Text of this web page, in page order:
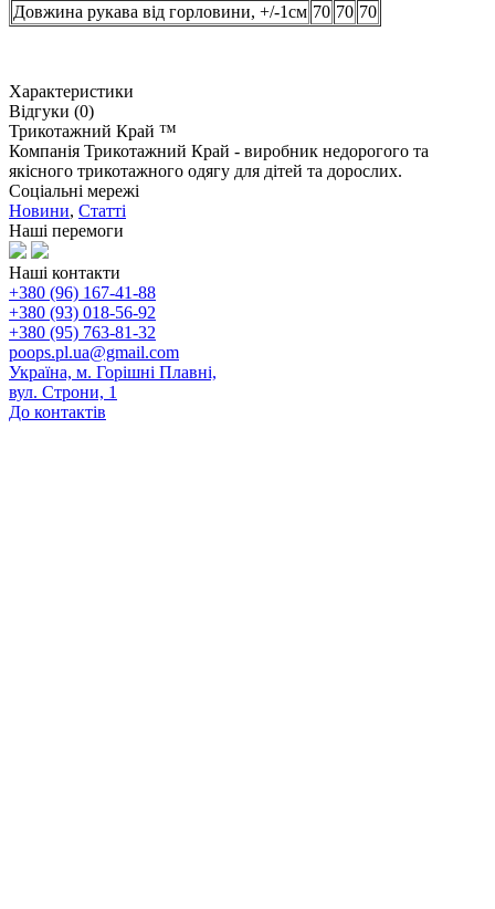
Довжина рукава від горловини, +/-1см 70 70 70
Характеристики
Відгуки (0)
Трикотажний Край ™
Компанія Трикотажний Край - виробник недорогого та
якісного трикотажного одягу для дітей та дорослих.
Соціальні мережі
Новини, Статті
Наші перемоги
Наші контакти
+380 (96) 167-41-88
+380 (93) 018-56-92
+380 (95) 763-81-32
poops.pl.ua@gmail.com
Україна, м. Горішні Плавні,
вул. Строни, 1
До контактів